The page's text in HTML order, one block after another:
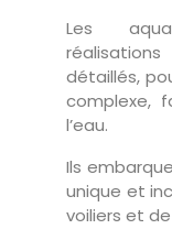
Les
détaillés,
complexe,
l’eau.
Ils
unique et
voiliers et